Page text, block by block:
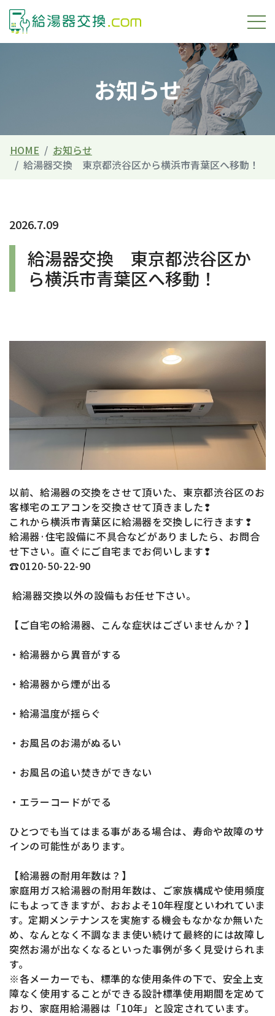
お知らせ
HOME
お知らせ
給湯器交換 東京都渋谷区から横浜市青葉区へ移動！
2026.7.09
給湯器交換 東京都渋谷区か
ら横浜市青葉区へ移動！
以前、給湯器の交換をさせて頂いた、東京都渋谷区のお
客様宅のエアコンを交換させて頂きました❢
これから横浜市青葉区に給湯器を交換しに行きます❢
給湯器·住宅設備に不具合などがありましたら、お問合
せ下さい。直ぐにご自宅までお伺いします❢
☎0120-50-22-90
給湯器交換以外の設備もお任せ下さい。
【ご自宅の給湯器、こんな症状はございませんか？】
・給湯器から異音がする
・給湯器から煙が出る
・給湯温度が揺らぐ
・お風呂のお湯がぬるい
・お風呂の追い焚きができない
・エラーコードがでる
ひとつでも当てはまる事がある場合は、寿命や故障のサ
インの可能性があります。
【給湯器の耐用年数は？】
家庭用ガス給湯器の耐用年数は、ご家族構成や使用頻度
にもよってきますが、おおよそ10年程度といわれていま
す。定期メンテナンスを実施する機会もなかなか無いた
め、なんとなく不調なまま使い続けて最終的には故障し
突然お湯が出なくなるといった事例が多く見受けられま
す。
※各メーカーでも、標準的な使用条件の下で、安全上支
障なく使用することができる設計標準使用期間を定めて
おり、家庭用給湯器は「10年」と設定されています。